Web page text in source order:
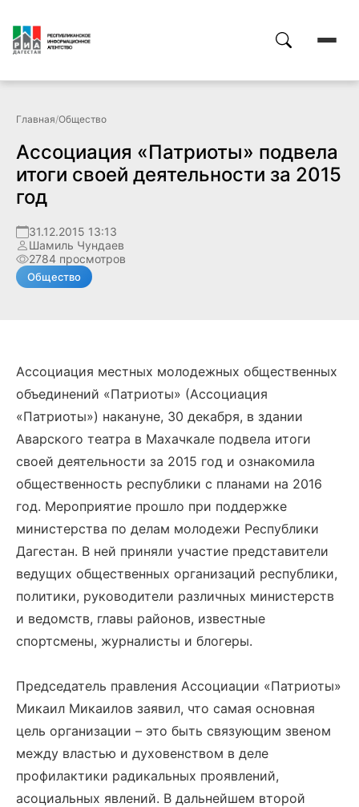
Главная/Общество
Ассоциация «Патриоты» подвела
итоги своей деятельности за 2015
год
31.12.2015 13:13
Шамиль Чундаев
2784 просмотров
Общество
Ассоциация местных молодежных общественных
объединений «Патриоты» (Ассоциация
«Патриоты») накануне, 30 декабря, в здании
Аварского театра в Махачкале подвела итоги
своей деятельности за 2015 год и ознакомила
общественность республики с планами на 2016
год. Мероприятие прошло при поддержке
министерства по делам молодежи Республики
Дагестан. В ней приняли участие представители
ведущих общественных организаций республики,
политики, руководители различных министерств
и ведомств, главы районов, известные
спортсмены, журналисты и блогеры.
Председатель правления Ассоциации «Патриоты»
Микаил Микаилов заявил, что самая основная
цель организации – это быть связующим звеном
между властью и духовенством в деле
профилактики радикальных проявлений,
асоциальных явлений. В дальнейшем второй